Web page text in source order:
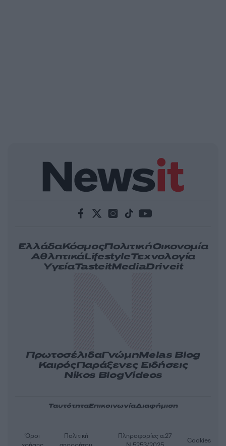
ΕλλάδαΚόσμοςΠολιτικήΟικονομία
ΑθλητικάLifestyleΤεχνολογία
ΥγείαTasteitMediaDriveit
ΠρωτοσέλιδαΓνώμηMelas Blog
ΚαιρόςΠαράξενες Ειδήσεις
Nikos BlogVideos
ΤαυτότηταΕπικοινωνίαΔιαφήμιση
Όροι
Πολιτική
Πληροφορίες α.27
Cookies